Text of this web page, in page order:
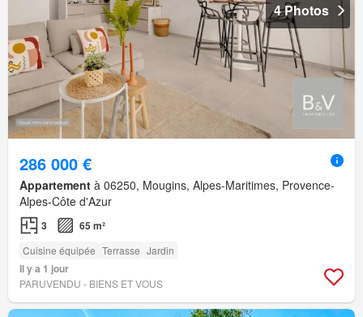
4 Photos
286 000 €
Appartement à 06250, Mougins, Alpes-Maritimes, Provence-
Alpes-Côte d'Azur
3 65 m²
Cuisine équipée Terrasse Jardin
Il y a 1 jour
PARUVENDU - BIENS ET VOUS